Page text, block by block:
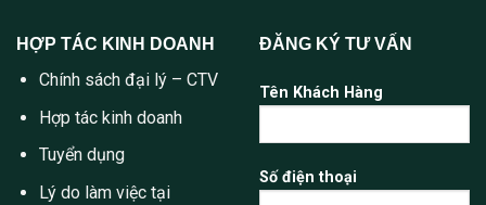
HỢP TÁC KINH DOANH
Chính sách đại lý – CTV
Hợp tác kinh doanh
Tuyển dụng
Lý do làm việc tại
ĐĂNG KÝ TƯ VẤN
Tên Khách Hàng
Số điện thoại